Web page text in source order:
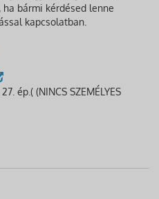
bármi kérdésed lenne
kapcsolatban.
ép.( (NINCS SZEMÉLYES